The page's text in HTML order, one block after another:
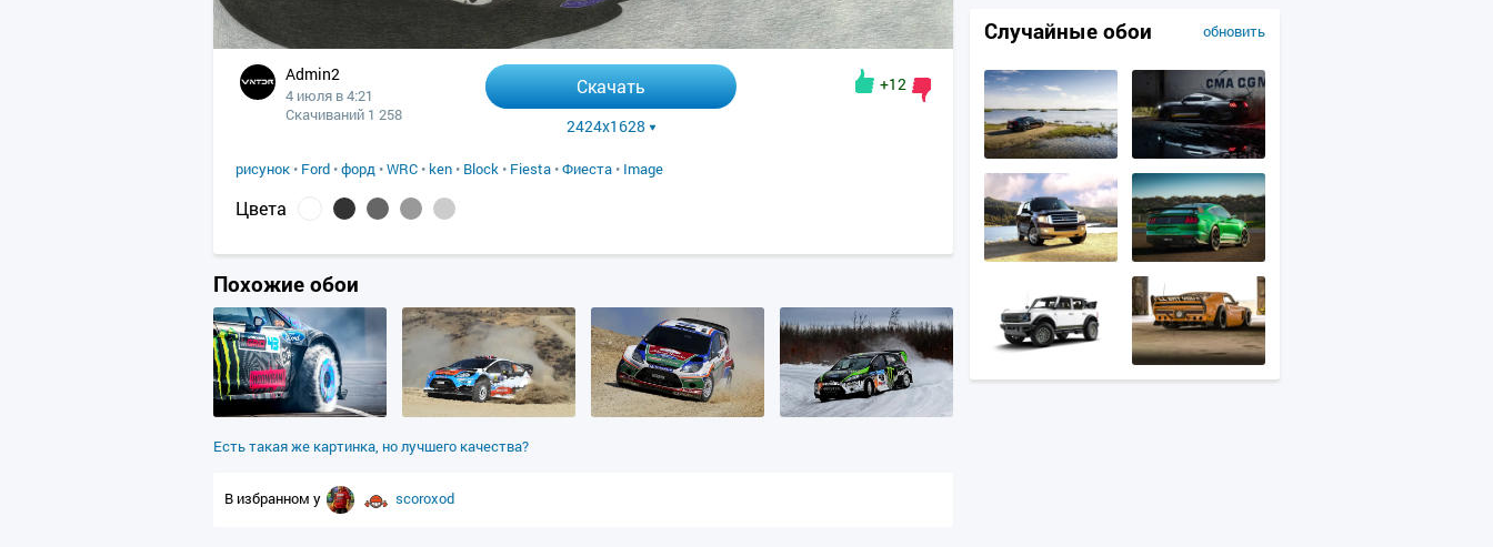
Admin2
4 июля в 4:21
Скачиваний 1 258
Скачать
2424x1628
+12
рисунок • Ford •форд •WRC • ken • Block • Fiesta •Фиеста • Image
Цвета
Похожие обои
Есть такая же картинка, но лучшего качества?
В избранном у scoroxod
обновить
Случайные обои